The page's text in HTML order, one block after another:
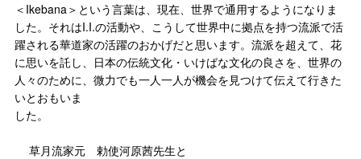
＜Ikebana＞という言葉は、現在、世界で通用するようになりま
した。それはI.I.の活動や、こうして世界中に拠点を持つ流派で活
躍される華道家の活躍のおかげだと思います。流派を超えて、花
に思いを託し、日本の伝統文化・いけばな文化の良さを、世界の
人々のために、微力でも一人一人が機会を見つけて伝えて行きた
いとおもいま
した。
草月流家元 勅使河原茜先生と